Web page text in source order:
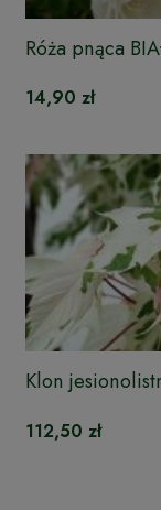
Róża pnąca
14,90 zł
Klon
112,50 zł